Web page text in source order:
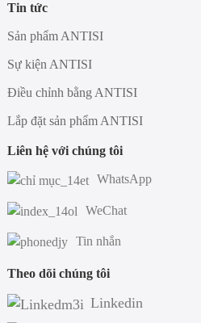
Tin tức
Sản phẩm ANTISI
Sự kiện ANTISI
Điều chỉnh bằng ANTISI
Lắp đặt sản phẩm ANTISI
Liên hệ với chúng tôi
WhatsApp
WeChat
Tin nhắn
Theo dõi chúng tôi
Linkedin